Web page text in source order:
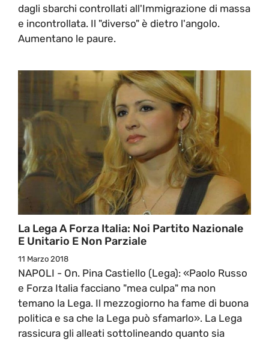
dagli sbarchi controllati all'Immigrazione di massa
e incontrollata. Il "diverso" è dietro l'angolo.
Aumentano le paure.
La Lega A Forza Italia: Noi Partito Nazionale
E Unitario E Non Parziale
11 Marzo 2018
NAPOLI - On. Pina Castiello (Lega): «Paolo Russo
e Forza Italia facciano "mea culpa" ma non
temano la Lega. Il mezzogiorno ha fame di buona
politica e sa che la Lega può sfamarlo». La Lega
rassicura gli alleati sottolineando quanto sia